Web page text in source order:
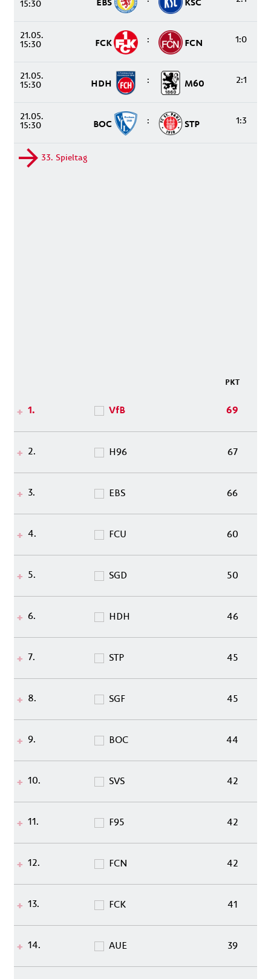
15:30
21.05.
15:30 FCK : FCN 1:0
21.05.
15:30 HDH : M60 2:1
21.05.
15:30 BOC : STP 1:3
33. Spieltag
PKT
1. VfB 69
2. H96 67
3. EBS 66
4. FCU 60
5. SGD 50
6. HDH 46
7. STP 45
8. SGF 45
9. BOC 44
10. SVS 42
11. F95 42
12. FCN 42
13. FCK 41
14. AUE 39